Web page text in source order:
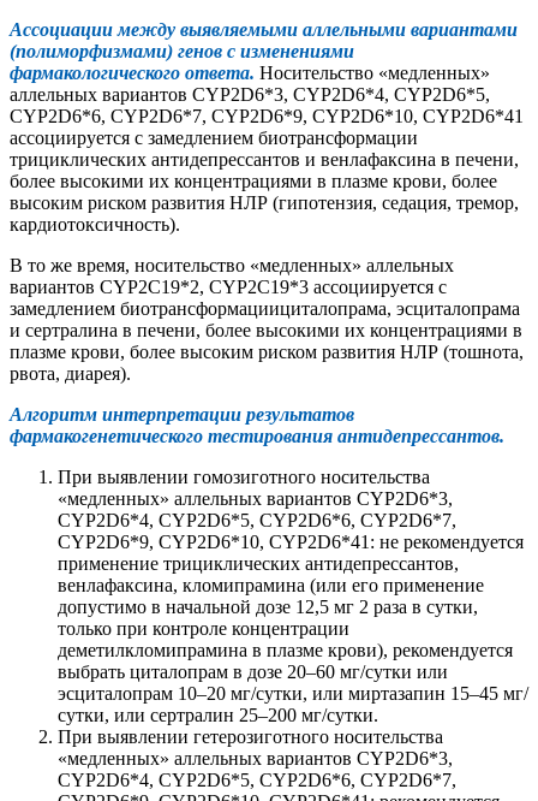
Ассоциации между выявляемыми аллельными вариантами
(полиморфизмами) генов с изменениями
фармакологического ответа. Носительство «медленных»
аллельных вариантов CYP2D6*3, CYP2D6*4, CYP2D6*5,
CYP2D6*6, CYP2D6*7, CYP2D6*9, CYP2D6*10, CYP2D6*41
ассоциируется с замедлением биотрансформации
трициклических антидепрессантов и венлафаксина в печени,
более высокими их концентрациями в плазме крови, более
высоким риском развития НЛР (гипотензия, седация, тремор,
кардиотоксичность).
В то же время, носительство «медленных» аллельных
вариантов CYP2С19*2, CYP2С19*3 ассоциируется с
замедлением биотрансформациициталопрама, эсциталопрама
и сертралина в печени, более высокими их концентрациями в
плазме крови, более высоким риском развития НЛР (тошнота,
рвота, диарея).
Алгоритм интерпретации результатов
фармакогенетического тестирования антидепрессантов.
При выявлении гомозиготного носительства
«медленных» аллельных вариантов CYP2D6*3,
CYP2D6*4, CYP2D6*5, CYP2D6*6, CYP2D6*7,
CYP2D6*9, CYP2D6*10, CYP2D6*41: не рекомендуется
применение трициклических антидепрессантов,
венлафаксина, кломипрамина (или его применение
допустимо в начальной дозе 12,5 мг 2 раза в сутки,
только при контроле концентрации
деметилкломипрамина в плазме крови), рекомендуется
выбрать циталопрам в дозе 20–60 мг/сутки или
эсциталопрам 10–20 мг/сутки, или миртазапин 15–45 мг/
сутки, или сертралин 25–200 мг/сутки.
При выявлении гетерозиготного носительства
«медленных» аллельных вариантов CYP2D6*3,
CYP2D6*4, CYP2D6*5, CYP2D6*6, CYP2D6*7,